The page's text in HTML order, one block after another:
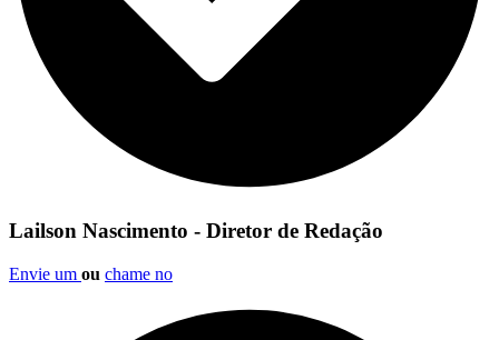
Lailson Nascimento - Diretor de Redação
Envie um ou chame no